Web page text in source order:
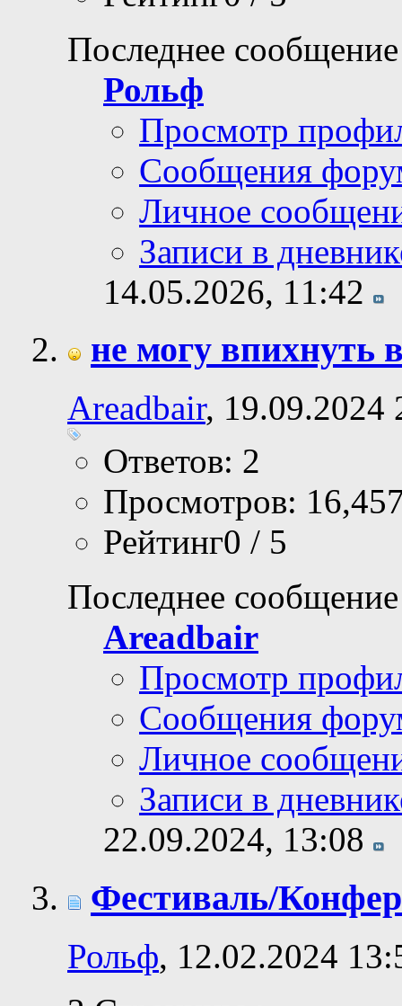
Последнее
Рольф
Просмотр
Сообщения
Личное
Записи в
14.05.2026, 11:42
не могу впихнуть
Areadbair, 19.09.2024
Ответов: 2
Просмотров:
Рейтинг0 / 5
Последнее
Areadbair
Просмотр
Сообщения
Личное
Записи в
22.09.2024, 13:08
Фестиваль/
Рольф, 12.02.2024